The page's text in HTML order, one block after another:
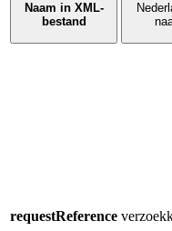
Naam in XML-
bestand
requestReference